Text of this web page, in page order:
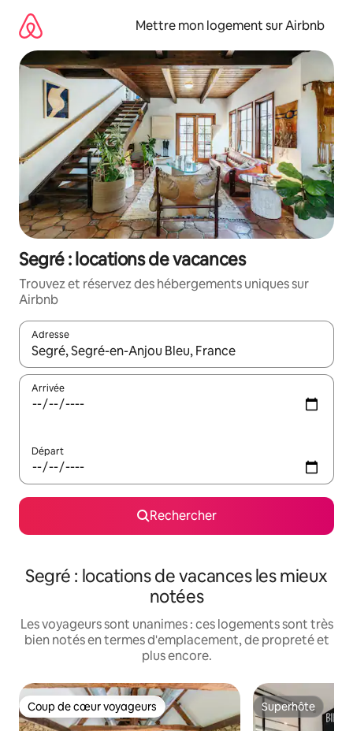
directement
contenu
Mettre mon logement sur Airbnb
Segré : locations de vacances
Trouvez et réservez des hébergements uniques sur
Airbnb
Adresse
Lorsque les résultats s'affichent, utilisez les flèches vers le
Arrivée
Départ
Rechercher
Segré : locations de vacances les mieux
notées
Les voyageurs sont unanimes : ces logements sont très
bien notés en termes d'emplacement, de propreté et
plus encore.
Coup de cœur voyageurs
Coup de cœur voyageurs Superhôte
Superhôte